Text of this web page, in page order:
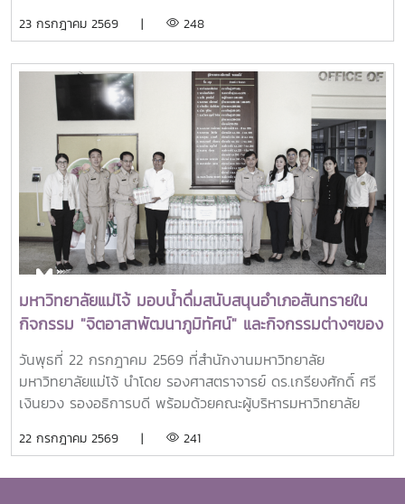
ศูนย์ภูมิภาคเอเชียตะวันออกเฉียงใต้ว่าด้วยบัณฑิตศึกษาและการ
for Graduate Study and Research in Agriculture
(SEARCA) นับเป็นรางวัลเกียรติยศระดับภูมิภาคที่มอบแก่ศิษย์
เก่าทุน SEARCA ผู้มีความสำเร็จโดดเด่นทางวิชาชีพ มีภาวะผู้นำ
และสร้างคุณูปการสำคัญต่อการพัฒนาการเกษตร ชนบท ชุมชน
และสังคมอย่างยั่งยืนรางวัล Outstanding SEARCA
Scholarship Alumni (OSSA) จัดตั้งขึ้นเพื่อเชิดชูเกียรติศิษย์
เก่าผู้ได้รับทุนการศึกษาระดับบัณฑิตศึกษาจาก SEARCA ซึ่งได้
นำองค์ความรู้ ประสบการณ์ และศักยภาพที่ได้รับจากการศึกษา
ไปสร้างคุณประโยชน์ต่อองค์กร ชุมชน ประเทศ และภูมิภาคเอเชีย
ตะวันออกเฉียงใต้ ตลอดจนเป็นแบบอย่างที่สะท้อนค่านิยมและ
ปรัชญาของ SEARCA ผ่านความสำเร็จในวิชาชีพ การบริการ
สาธารณะ และการอุทิศตนเพื่อส่วนรวมในปี 2026 การพิจารณา
รางวัลครอบคลุมผลงานสำคัญ 4 ด้าน ได้แก่ การสอน
(Teaching) การวิจัย (Research) การบริการสาธารณะและการ
พัฒนาชุมชน (Public Service and Community
Development) และธุรกิจการเกษตรและการเป็นผู้ประกอบการ
กับผลงานที่สามารถสร้างผลกระทบอย่างเป็นรูปธรรมต่อการ
23 กรกฎาคม 2569 | 248
มหาวิทยาลัยแม่โจ้ มอบน้ำดื่มสนับสนุนอำเภอสันทรายใน
กิจกรรม "จิตอาสาพัฒนาภูมิทัศน์" และกิจกรรมต่างๆของ
อำเภอสันทราย
วันพุธที่ 22 กรกฎาคม 2569 ที่สำนักงานมหาวิทยาลัย
มหาวิทยาลัยแม่โจ้ นำโดย รองศาสตราจารย์ ดร.เกรียงศักดิ์ ศรี
เงินยวง รองอธิการบดี พร้อมด้วยคณะผู้บริหารมหาวิทยาลัย
จำนวน 100 แพ็ค เพื่อใช้ในกิจกรรม “จิตอาสาพัฒนาภูมิทัศน์
22 กรกฎาคม 2569 | 241